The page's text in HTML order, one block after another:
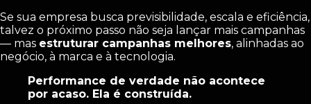
Se sua empresa busca previsibilidade, escala e eficiência,
talvez o próximo passo não seja lançar mais campanhas
— mas estruturar campanhas melhores, alinhadas ao
negócio, à marca e à tecnologia.
Performance de verdade não acontece
por acaso. Ela é construída.